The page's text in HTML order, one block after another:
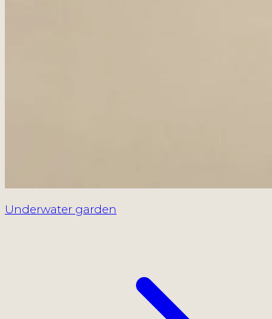
Underwater garden